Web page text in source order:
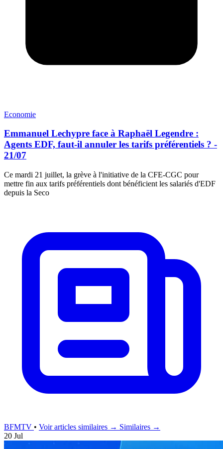
Economie
Emmanuel Lechypre face à Raphaël Legendre :
Agents EDF, faut-il annuler les tarifs préférentiels ? -
21/07
Ce mardi 21 juillet, la grève à l'initiative de la CFE-CGC pour
mettre fin aux tarifs préférentiels dont bénéficient les salariés d'EDF
depuis la Seco
BFMTV • Voir articles similaires → Similaires →
20 Jul